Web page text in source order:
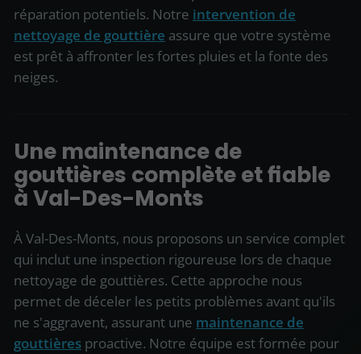
réparation potentiels. Notre intervention de
nettoyage de gouttière assure que votre système
est prêt à affronter les fortes pluies et la fonte des
neiges.
Une maintenance de
gouttières complète et fiable
à Val-Des-Monts
À Val-Des-Monts, nous proposons un service complet
qui inclut une inspection rigoureuse lors de chaque
nettoyage de gouttières. Cette approche nous
permet de déceler les petits problèmes avant qu'ils
ne s'aggravent, assurant une maintenance de
gouttières proactive. Notre équipe est formée pour